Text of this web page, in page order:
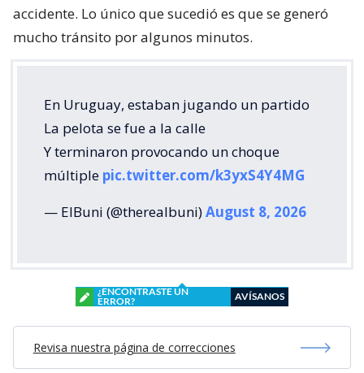
accidente. Lo único que sucedió es que se generó
mucho tránsito por algunos minutos.
En Uruguay, estaban jugando un partido
La pelota se fue a la calle
Y terminaron provocando un choque
múltiple pic.twitter.com/k3yxS4Y4MG
— ElBuni (@therealbuni)August 8, 2026
¿ENCONTRASTE UN
ERROR?
AVÍSANOS
Revisa nuestra página de correcciones